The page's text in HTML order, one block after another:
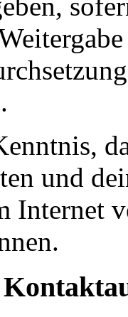
und
Internet